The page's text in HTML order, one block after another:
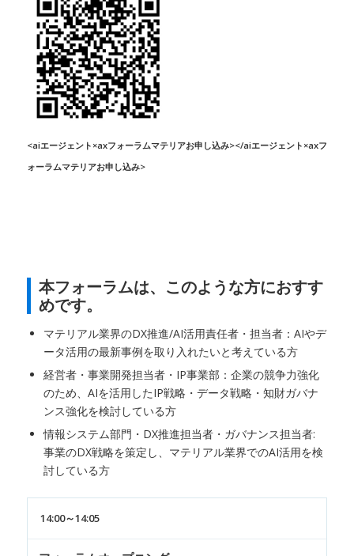
<aiエージェント×axフォーラムマテリアお申し込み></aiエージェント×axフ
ォーラムマテリアお申し込み>
本フォーラムは、このような方におすす
めです。
マテリアル業界のDX推進/AI活用責任者・担当者：AIやデ
ータ活用の最新事例を取り入れたいと考えている方
経営者・事業開発担当者・IP事業部：企業の競争力強化
のため、AIを活用したIP戦略・データ戦略・知財ガバナ
ンス強化を検討している方
情報システム部門・DX推進担当者・ガバナンス担当者:
事業のDX戦略を策定し、マテリアル業界でのAI活用を検
討している方
14:00～14:05